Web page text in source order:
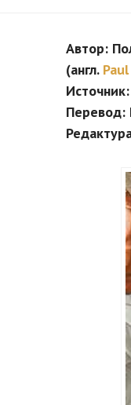
Автор:
(англ.
Источник:
Перевод: